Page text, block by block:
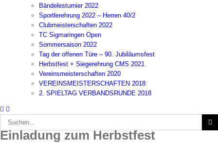
Bändelesturnier 2022
Sportlerehrung 2022 – Herren 40/2
Clubmeisterschaften 2022
TC Sigmaringen Open
Sommersaison 2022
Tag der offenen Türe – 90. Jubiläumsfest
Herbstfest + Siegerehrung CMS 2021
Vereinsmeisterschaften 2020
VEREINSMEISTERSCHAFTEN 2018
2. SPIELTAG VERBANDSRUNDE 2018
Suche
nach:
Einladung zum Herbstfest